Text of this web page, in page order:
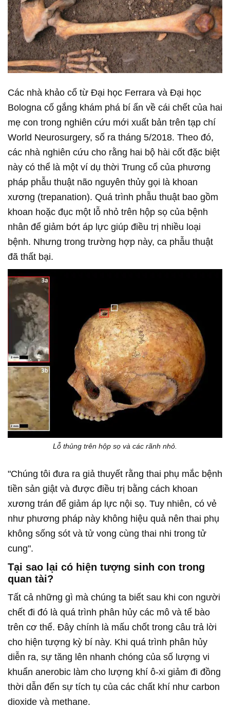
Các nhà khảo cổ từ Đại học Ferrara và Đại học
Bologna cố gắng khám phá bí ẩn về cái chết của hai
mẹ con trong nghiên cứu mới xuất bản trên tạp chí
World Neurosurgery, số ra tháng 5/2018. Theo đó,
các nhà nghiên cứu cho rằng hai bộ hài cốt đặc biệt
này có thể là một ví dụ thời Trung cổ của phương
pháp phẫu thuật não nguyên thủy gọi là khoan
xương (trepanation). Quá trình phẫu thuật bao gồm
khoan hoặc đục một lỗ nhỏ trên hộp sọ của bệnh
nhân để giảm bớt áp lực giúp điều trị nhiều loại
bệnh. Nhưng trong trường hợp này, ca phẫu thuật
đã thất bại.
Lỗ thủng trên hộp sọ và các rãnh nhỏ.
"Chúng tôi đưa ra giả thuyết rằng thai phụ mắc bệnh
tiền sản giật và được điều trị bằng cách khoan
xương trán để giảm áp lực nội sọ. Tuy nhiên, có vẻ
như phương pháp này không hiệu quả nên thai phụ
không sống sót và tử vong cùng thai nhi trong tử
cung".
Tại sao lại có hiện tượng sinh con trong
quan tài?
Tất cả những gì mà chúng ta biết sau khi con người
chết đi đó là quá trình phân hủy các mô và tế bào
trên cơ thể. Đây chính là mấu chốt trong câu trả lời
cho hiện tượng kỳ bí này. Khi quá trình phân hủy
diễn ra, sự tăng lên nhanh chóng của số lượng vi
khuẩn anerobic làm cho lượng khí ô-xi giảm đi đồng
thời dẫn đến sự tích tụ của các chất khí như carbon
dioxide và methane.